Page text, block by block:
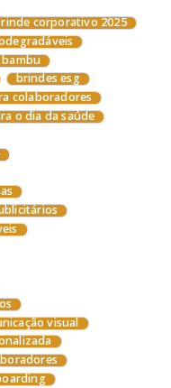
corporativo 2025
brindes esg
colaboradores
o dia da saúde
visual